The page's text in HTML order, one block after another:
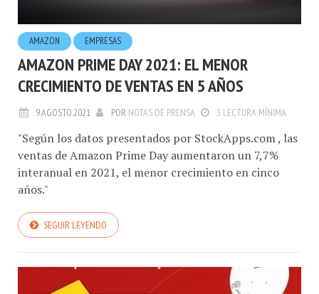
AMAZON EMPRESAS
AMAZON PRIME DAY 2021: EL MENOR
CRECIMIENTO DE VENTAS EN 5 AÑOS
9.AGOSTO.2021 POR NOTAS DE PRENSA 3 LECTURA MÍNIMA
"Según los datos presentados por StockApps.com , las
ventas de Amazon Prime Day aumentaron un 7,7%
interanual en 2021, el menor crecimiento en cinco
años."
SEGUIR LEYENDO